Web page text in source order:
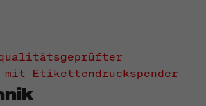
qualitätsgeprüfter
mit Etikettendruckspender